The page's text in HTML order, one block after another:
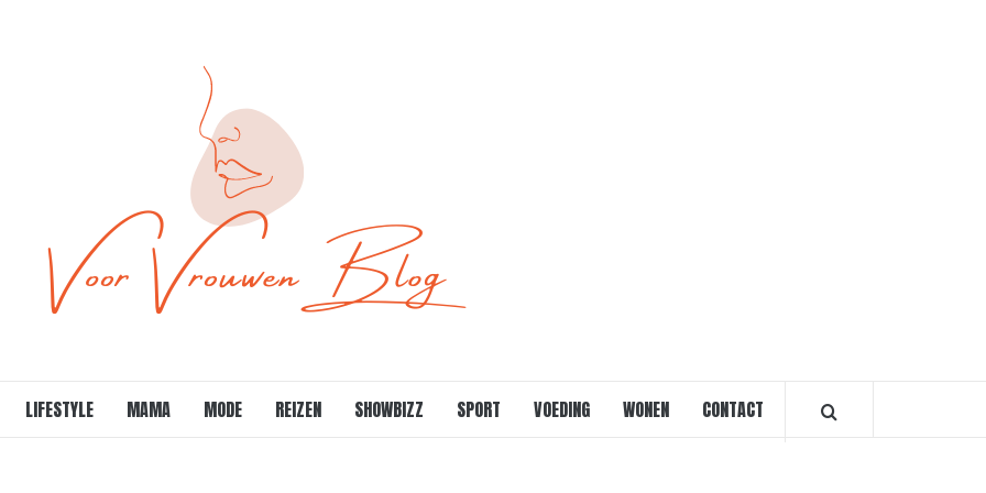
LIFESTYLE MAMA MODE REIZEN SHOWBIZZ SPORT VOEDING WONEN CONTACT